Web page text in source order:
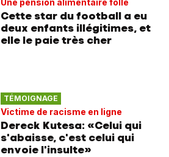
Une pension alimentaire folle
Cette star du football a eu
deux enfants illégitimes, et
elle le paie très cher
TÉMOIGNAGE
Victime de racisme en ligne
Dereck Kutesa: «Celui qui
s'abaisse, c'est celui qui
envoie l'insulte»